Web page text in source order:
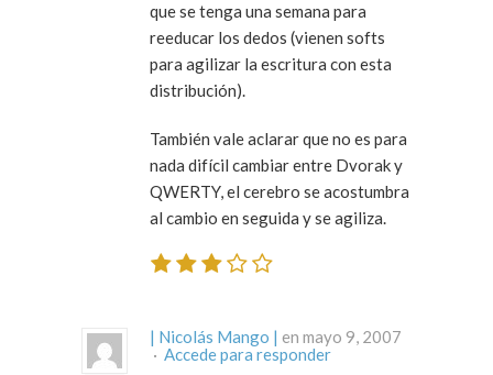
que se tenga una semana para
reeducar los dedos (vienen softs
para agilizar la escritura con esta
distribución).
También vale aclarar que no es para
nada difícil cambiar entre Dvorak y
QWERTY, el cerebro se acostumbra
al cambio en seguida y se agiliza.
| Nicolás Mango | en mayo 9, 2007
· Accede para responder